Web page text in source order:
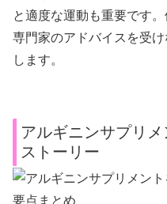
と適度な運動も重要です
専門家のアドバイスを受
します。
アルギニンサプリ
ストーリー